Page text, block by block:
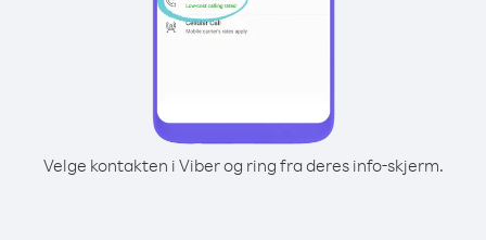
Velge kontakten i Viber og ring fra deres info-skjerm.